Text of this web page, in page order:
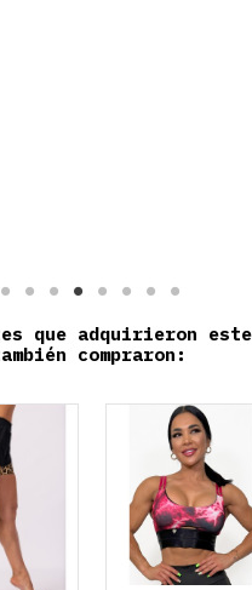
que adquirieron este
compraron: